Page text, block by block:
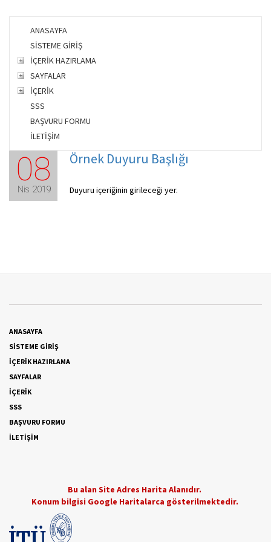
ANASAYFA
SİSTEME GİRİŞ
İÇERİK HAZIRLAMA
SAYFALAR
İÇERİK
SSS
BAŞVURU FORMU
İLETİŞİM
08
Nis 2019
Örnek Duyuru Başlığı
Duyuru içeriğinin girileceği yer.
ANASAYFA
SİSTEME GİRİŞ
İÇERİK HAZIRLAMA
SAYFALAR
İÇERİK
SSS
BAŞVURU FORMU
İLETİŞİM
Bu alan Site Adres Harita Alanıdır.
Konum bilgisi Google Haritalarca gösterilmektedir.